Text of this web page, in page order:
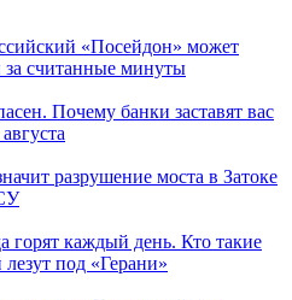
«Посейдон» может
за считанные минуты
Почему банки заставят вас
разрушение моста в Затоке
каждый день. Кто такие
под «Герани»